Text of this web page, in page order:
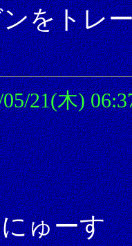
をトレ
21(木)
にゅーす